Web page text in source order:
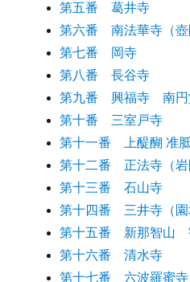
第五番 葛井寺
第六番 南法華寺（壺
第七番 岡寺
第八番 長谷寺
第九番 興福寺 南円
第十番 三室戸寺
第十一番 上醍醐 准
第十二番 正法寺（岩
第十三番 石山寺
第十四番 三井寺（園
第十五番 新那智山
第十六番 清水寺
第十七番 六波羅蜜寺